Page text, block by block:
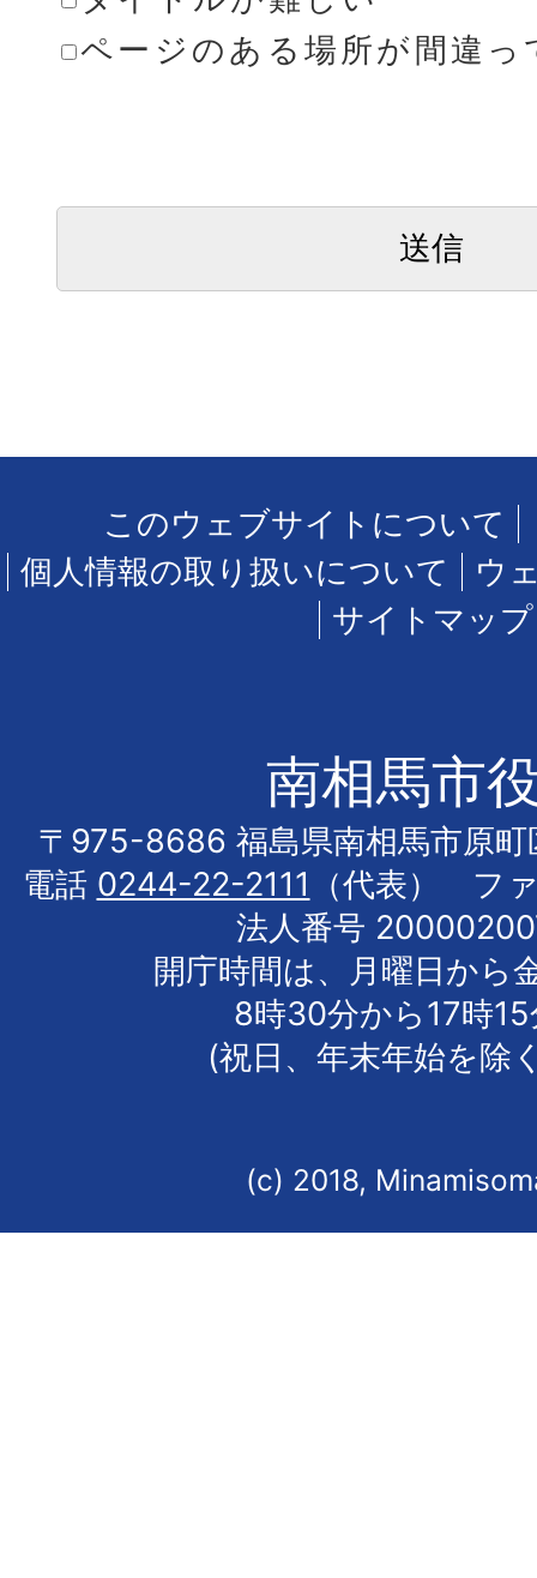
ページのある場所が間違っ
このウェブサイトについて
個人情報の取り扱いについて
ウ
サイトマップ
南相馬市
〒975-8686 福島県南相馬市原町
電話 0244-22-2111
（代表） フ
法人番号
開庁時間は、月曜日から
8時30分から17時
(祝日、年末年始を除
(c) 2018,